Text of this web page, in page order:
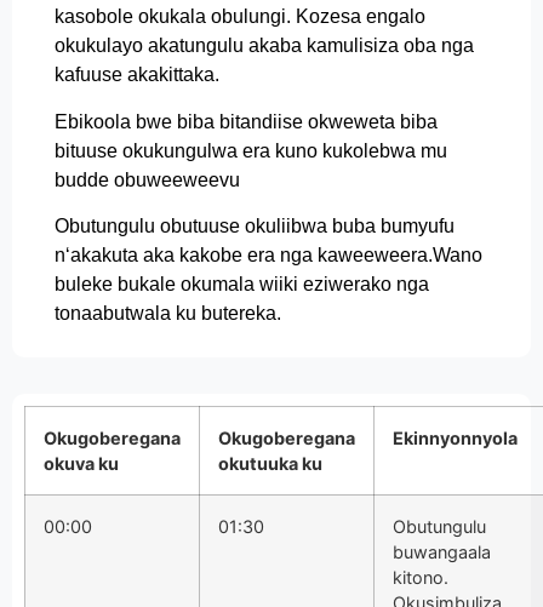
kasobole okukala obulungi. Kozesa engalo
okukulayo akatungulu akaba kamulisiza oba nga
kafuuse akakittaka.
Ebikoola bwe biba bitandiise okweweta biba
bituuse okukungulwa era kuno kukolebwa mu
budde obuweeweevu
Obutungulu obutuuse okuliibwa buba bumyufu
n‘akakuta aka kakobe era nga kaweeweera.Wano
buleke bukale okumala wiiki eziwerako nga
tonaabutwala ku butereka.
Okugoberegana
okuva ku
Okugoberegana
okutuuka ku
Ekinnyonnyola
00:00 01:30
Obutungulu
buwangaala
kitono.